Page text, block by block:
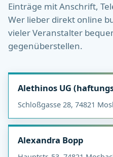
Einträge mit Anschrift,
Wer lieber direkt online
vieler Veranstalter
gegenüberstellen.
Alethinos UG
Schloßgasse 28, 74821
Alexandra Bopp